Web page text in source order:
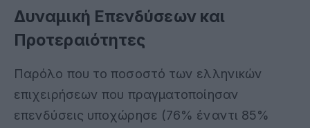
Δυναμική Επενδύσεων και
Προτεραιότητες
Παρόλο που το ποσοστό των ελληνικών
επιχειρήσεων που πραγματοποίησαν
επενδύσεις υποχώρησε (76% έναντι 85%